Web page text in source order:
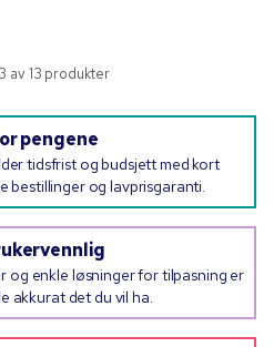
av 13 produkter
pengene
tidsfrist og budsjett med kort
bestillinger og lavprisgaranti.
enkle løsninger for tilpasning er
akkurat det du vil ha.